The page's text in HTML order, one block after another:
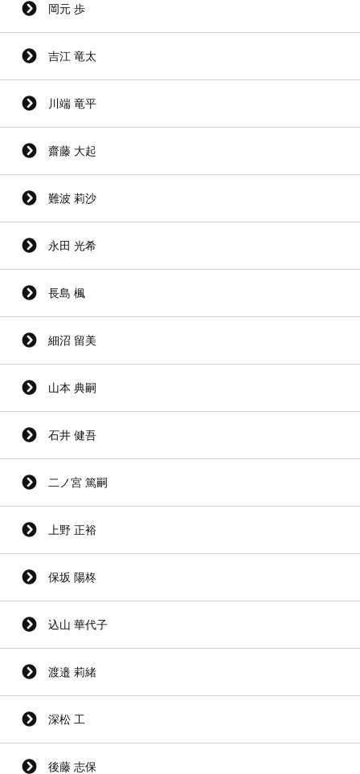
岡元 歩
吉江 竜太
川端 竜平
齋藤 大起
難波 莉沙
永田 光希
長島 楓
細沼 留美
山本 典嗣
石井 健吾
二ノ宮 篤嗣
上野 正裕
保坂 陽柊
込山 華代子
渡邉 莉緒
深松 工
後藤 志保